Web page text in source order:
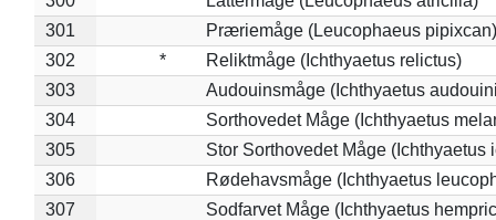
301
Præriemåge (Leucophaeus pipixcan)
302
*
Reliktmåge (Ichthyaetus relictus)
303
Audouinsmåge (Ichthyaetus
304
Sorthovedet Måge (Ichthyaetus
305
Stor Sorthovedet Måge (Ichthyaetus
306
Rødehavsmåge (Ichthyaetus
307
Sodfarvet Måge (Ichthyaetus